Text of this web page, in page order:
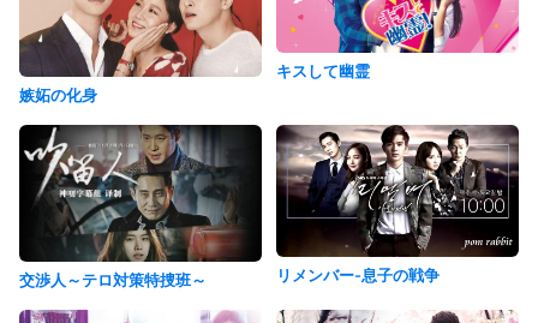
嫉妬の化身
キスして幽霊
交渉人～テロ対策特捜班～ リメンバー-息子の戦争